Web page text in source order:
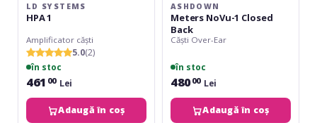
LD SYSTEMS
HPA 1
Amplificator căști
5.0(2)
în stoc
461 00 Lei
Adaugă în coș
ASHDOWN
Meters NoVu-1 Closed
Back
Căști Over-Ear
în stoc
48000 Lei
Adaugă în coș